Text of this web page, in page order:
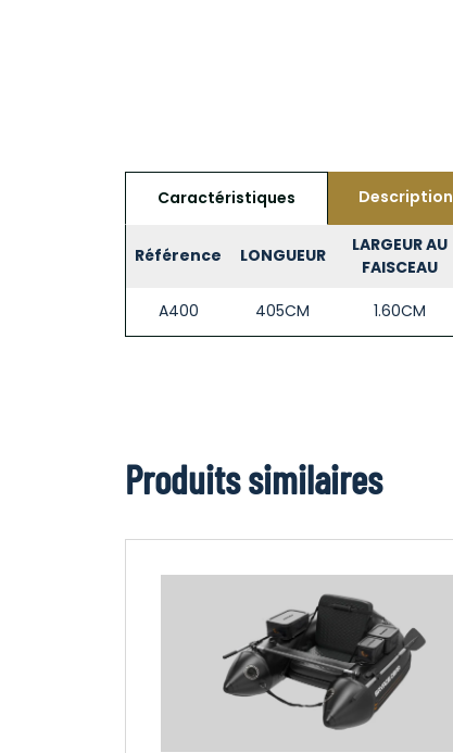
Caractéristiques Description
Référence LONGUEUR
LARGEUR AU
FAISCEAU
A400 405CM 1.60CM
Produits similaires